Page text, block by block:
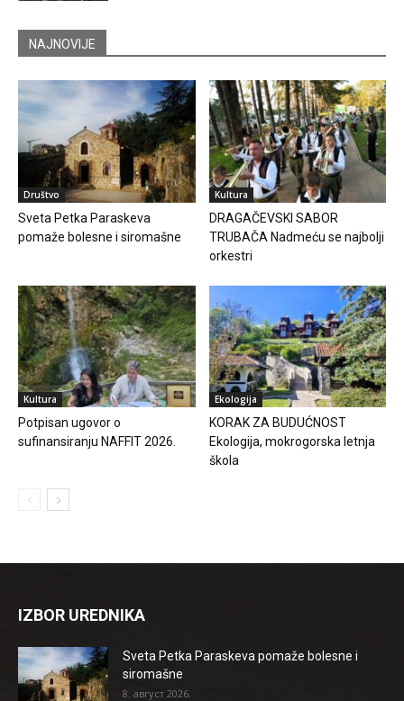
NAJNOVIJE
Društvo
Sveta Petka Paraskeva
pomaže bolesne i siromašne
Kultura
DRAGAČEVSKI SABOR
TRUBAČA Nadmeću se najbolji
orkestri
Kultura
Potpisan ugovor o
sufinansiranju NAFFIT 2026.
Ekologija
KORAK ZA BUDUĆNOST
Ekologija, mokrogorska letnja
škola
IZBOR UREDNIKA
Sveta Petka Paraskeva pomaže bolesne i
siromašne
8. август 2026.